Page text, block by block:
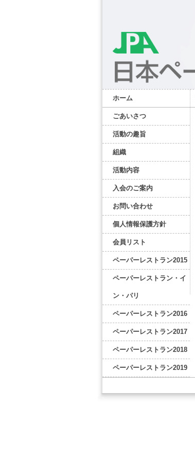
ホーム
ごあいさつ
活動の趣旨
組織
活動内容
入会のご案内
お問い合わせ
個人情報保護方針
会員リスト
ペーパーレストラン2015
ペーパーレストラン・イ
ン・パリ
ペーパーレストラン2016
ペーパーレストラン2017
ペーパーレストラン2018
ペーパーレストラン2019